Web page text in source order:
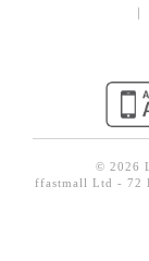
教會事
社會／
哲學／宗
見證／
｜
© 2026
ffastmall Ltd - 72